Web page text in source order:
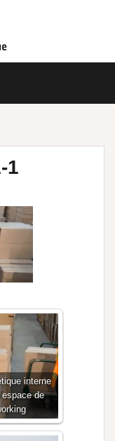
1
interne
de